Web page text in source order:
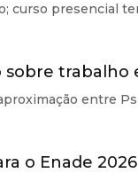
curso presencial
trabalho
entre
o Enade 2026